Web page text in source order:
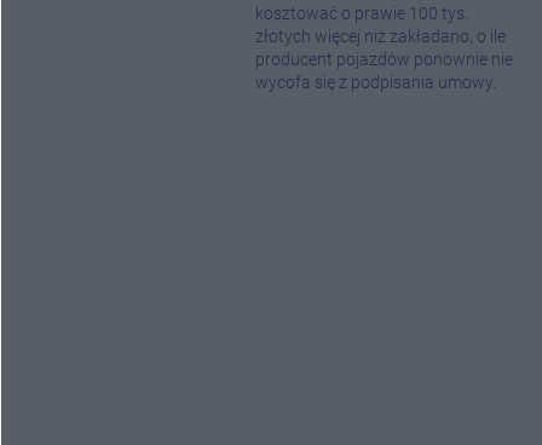
kosztować o prawie 100 tys.
złotych więcej niż zakładano, o ile
producent pojazdów ponownie nie
wycofa się z podpisania umowy.